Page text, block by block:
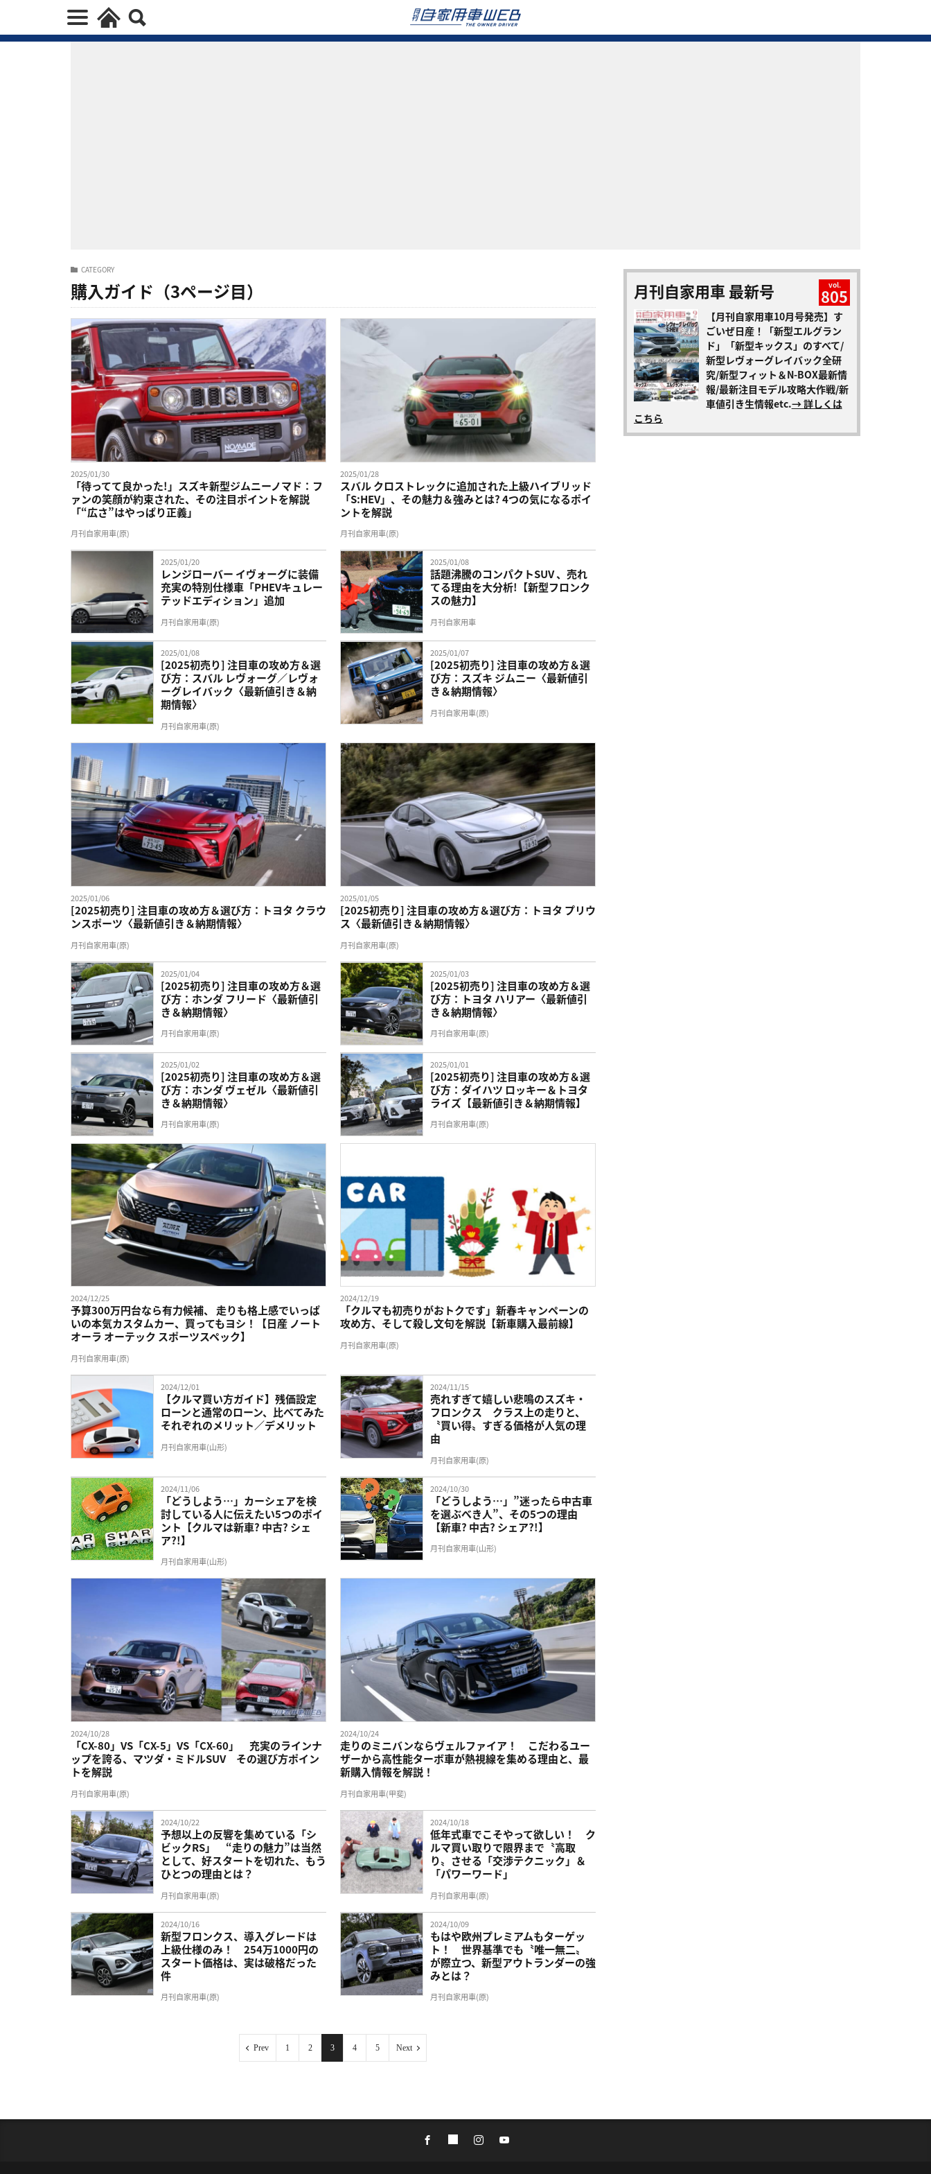
CATEGORY
購入ガイド（3ページ目）
2025/01/30
「待ってて良かった!」スズキ新型ジムニーノマド：フ
ァンの笑顔が約束された、その注目ポイントを解説
「“広さ”はやっぱり正義」
月刊自家用車(原)
2025/01/28
スバル クロストレックに追加された上級ハイブリッド
「S:HEV」、その魅力＆強みとは? 4つの気になるポイ
ントを解説
月刊自家用車(原)
2025/01/20
レンジローバー イヴォーグに装備
充実の特別仕様車「PHEVキュレー
テッドエディション」追加
月刊自家用車(原)
2025/01/08
話題沸騰のコンパクトSUV 、売れ
てる理由を大分析!【新型フロンク
スの魅力】
月刊自家用車
2025/01/08
[2025初売り] 注目車の攻め方＆選
び方：スバル レヴォーグ／レヴォ
ーグレイバック〈最新値引き＆納
期情報〉
月刊自家用車(原)
2025/01/07
[2025初売り] 注目車の攻め方＆選
び方：スズキ ジムニー〈最新値引
き＆納期情報〉
月刊自家用車(原)
2025/01/06
[2025初売り] 注目車の攻め方＆選び方：トヨタ クラウ
ンスポーツ〈最新値引き＆納期情報〉
月刊自家用車(原)
2025/01/05
[2025初売り] 注目車の攻め方＆選び方：トヨタ プリウ
ス〈最新値引き＆納期情報〉
月刊自家用車(原)
2025/01/04
[2025初売り] 注目車の攻め方＆選
び方：ホンダ フリード〈最新値引
き＆納期情報〉
月刊自家用車(原)
2025/01/03
[2025初売り] 注目車の攻め方＆選
び方：トヨタ ハリアー〈最新値引
き＆納期情報〉
月刊自家用車(原)
2025/01/02
[2025初売り] 注目車の攻め方＆選
び方：ホンダ ヴェゼル〈最新値引
き＆納期情報〉
月刊自家用車(原)
2025/01/01
[2025初売り] 注目車の攻め方＆選
び方：ダイハツ ロッキー＆トヨタ
ライズ【最新値引き＆納期情報】
月刊自家用車(原)
2024/12/25
予算300万円台なら有力候補、 走りも格上感でいっぱ
いの本気カスタムカー、買ってもヨシ！【日産 ノート
オーラ オーテック スポーツスペック】
月刊自家用車(原)
2024/12/19
「クルマも初売りがおトクです」新春キャンペーンの
攻め方、そして殺し文句を解説【新車購入最前線】
月刊自家用車(原)
2024/12/01
【クルマ買い方ガイド】残価設定
ローンと通常のローン、比べてみた
それぞれのメリット／デメリット
月刊自家用車(山形)
2024/11/15
売れすぎて嬉しい悲鳴のスズキ・
フロンクス クラス上の走りと、
〝買い得〟すぎる価格が人気の理
由
月刊自家用車(原)
2024/11/06
「どうしよう…」カーシェアを検
討している人に伝えたい5つのポイ
ント【クルマは新車? 中古? シェ
ア?!】
月刊自家用車(山形)
2024/10/30
「どうしよう…」”迷ったら中古車
を選ぶべき人”、その5つの理由
【新車? 中古? シェア?!】
月刊自家用車(山形)
2024/10/28
「CX-80」VS「CX-5」VS「CX-60」 充実のラインナ
ップを誇る、マツダ・ミドルSUV その選び方ポイン
トを解説
月刊自家用車(原)
2024/10/24
走りのミニバンならヴェルファイア！ こだわるユー
ザーから高性能ターボ車が熱視線を集める理由と、最
新購入情報を解説！
月刊自家用車(甲斐)
2024/10/22
予想以上の反響を集めている「シ
ビックRS」 “走りの魅力”は当然
として、好スタートを切れた、もう
ひとつの理由とは？
月刊自家用車(原)
2024/10/18
低年式車でこそやって欲しい！ ク
ルマ買い取りで限界まで〝高取
り〟させる「交渉テクニック」＆
「パワーワード」
月刊自家用車(原)
2024/10/16
新型フロンクス、導入グレードは
上級仕様のみ！ 254万1000円の
スタート価格は、実は破格だった
件
月刊自家用車(原)
2024/10/09
もはや欧州プレミアムもターゲッ
ト！ 世界基準でも〝唯一無二〟
が際立つ、新型アウトランダーの強
みとは？
月刊自家用車(原)
Prev 1 2 3 4 5 Next
月刊自家用車 最新号 vol.
805
【月刊自家用車10月号発売】す
ごいぜ日産！「新型エルグラン
ド」「新型キックス」のすべて/
新型レヴォーグレイバック全研
究/新型フィット＆N-BOX最新情
報/最新注目モデル攻略大作戦/新
車値引き生情報etc.→ 詳しくは
こちら